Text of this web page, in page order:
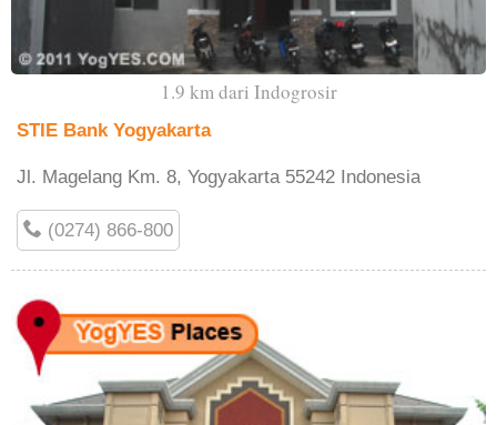
1.9 km dari Indogrosir
STIE Bank Yogyakarta
Jl. Magelang Km. 8, Yogyakarta 55242 Indonesia
(0274) 866-800